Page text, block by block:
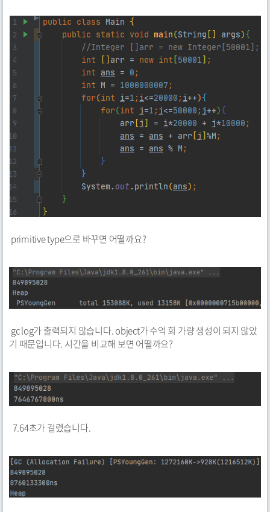
primitive type으로 바꾸면 어떨까요?
gc log가 출력되지 않습니다. object가 수억 회 가량 생성이 되지 않았
기 때문입니다. 시간을 비교해 보면 어떨까요?
7.64초가 걸렸습니다.